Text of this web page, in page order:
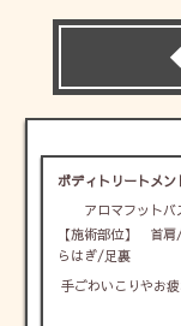
ボディトリートメン
アロマフ
【施術部位】 首
らはぎ/足裏
手ごわいこりやお